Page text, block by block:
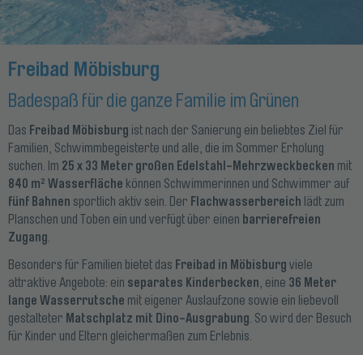
Freibad Möbisburg
Badespaß für die ganze Familie im Grünen
Das Freibad Möbisburg ist nach der Sanierung ein beliebtes Ziel für
Familien, Schwimmbegeisterte und alle, die im Sommer Erholung
suchen. Im 25 x 33 Meter großen Edelstahl-Mehrzweckbecken mit
840 m² Wasserfläche können Schwimmerinnen und Schwimmer auf
fünf Bahnen sportlich aktiv sein. Der Flachwasserbereich lädt zum
Planschen und Toben ein und verfügt über einen barrierefreien
Zugang.
Besonders für Familien bietet das Freibad in Möbisburg viele
attraktive Angebote: ein separates Kinderbecken, eine 36 Meter
lange Wasserrutsche mit eigener Auslaufzone sowie ein liebevoll
gestalteter Matschplatz mit Dino-Ausgrabung. So wird der Besuch
für Kinder und Eltern gleichermaßen zum Erlebnis.